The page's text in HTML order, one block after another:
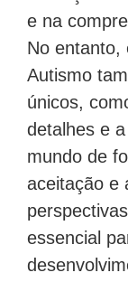
e na
No entanto,
Autismo
únicos,
detalhes e
mundo de
aceitação e
essencial